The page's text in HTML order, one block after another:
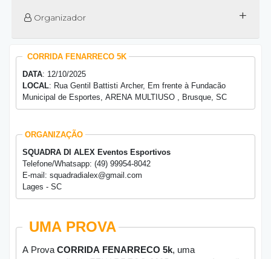
Organizador +
CORRIDA FENARRECO 5K
DATA: 12/10/2025
LOCAL: Rua Gentil Battisti Archer, Em frente à Fundacão
Municipal de Esportes, ARENA MULTIUSO , Brusque, SC
ORGANIZAÇÃO
SQUADRA DI ALEX Eventos Esportivos
Telefone/Whatsapp: (49) 99954-8042
E-mail: squadradialex@gmail.com
Lages - SC
UMA PROVA
A ProvaCORRIDA FENARRECO 5k, uma